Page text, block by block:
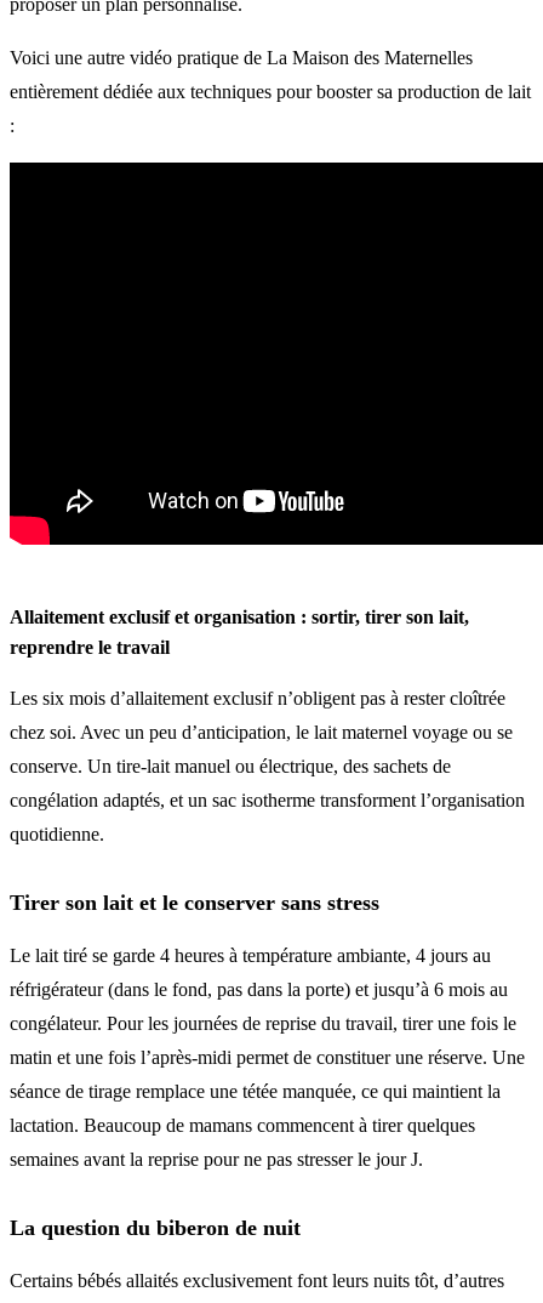
proposer un plan personnalisé.
Voici une autre vidéo pratique de La Maison des Maternelles
entièrement dédiée aux techniques pour booster sa production de lait
:
Allaitement exclusif et organisation : sortir, tirer son lait,
reprendre le travail
Les six mois d’allaitement exclusif n’obligent pas à rester cloîtrée
chez soi. Avec un peu d’anticipation, le lait maternel voyage ou se
conserve. Un tire-lait manuel ou électrique, des sachets de
congélation adaptés, et un sac isotherme transforment l’organisation
quotidienne.
Tirer son lait et le conserver sans stress
Le lait tiré se garde 4 heures à température ambiante, 4 jours au
réfrigérateur (dans le fond, pas dans la porte) et jusqu’à 6 mois au
congélateur. Pour les journées de reprise du travail, tirer une fois le
matin et une fois l’après-midi permet de constituer une réserve. Une
séance de tirage remplace une tétée manquée, ce qui maintient la
lactation. Beaucoup de mamans commencent à tirer quelques
semaines avant la reprise pour ne pas stresser le jour J.
La question du biberon de nuit
Certains bébés allaités exclusivement font leurs nuits tôt, d’autres